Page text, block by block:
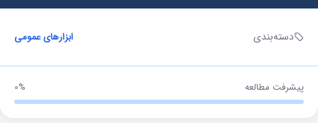
دسته‌بندی ابزارهای عمومی
پیشرفت مطالعه 0%